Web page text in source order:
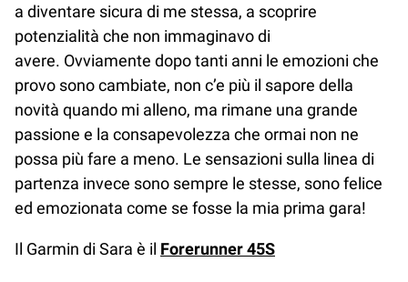
a diventare sicura di me stessa, a scoprire
potenzialità che non immaginavo di
avere. Ovviamente dopo tanti anni le emozioni che
provo sono cambiate, non c’e più il sapore della
novità quando mi alleno, ma rimane una grande
passione e la consapevolezza che ormai non ne
possa più fare a meno. Le sensazioni sulla linea di
partenza invece sono sempre le stesse, sono felice
ed emozionata come se fosse la mia prima gara!
Il Garmin di Sara è il Forerunner 45S